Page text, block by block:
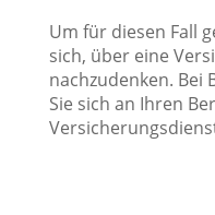
Um für diesen Fall
sich, über eine
nachzudenken. Bei
Sie sich an Ihren